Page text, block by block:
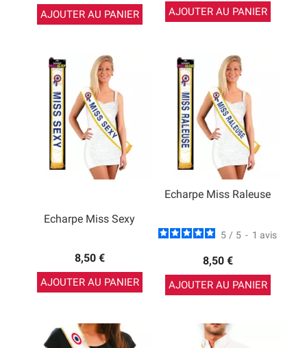
AJOUTER AU PANIER AJOUTER AU PANIER
Echarpe Miss Sexy
8,50 €
AJOUTER AU PANIER
Echarpe Miss Raleuse
5 / 5 - 1 avis
8,50 €
AJOUTER AU PANIER